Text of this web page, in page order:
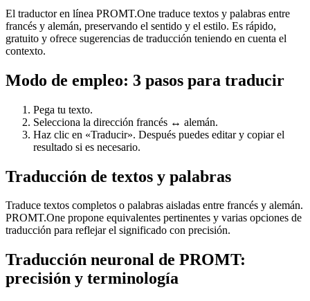
El traductor en línea PROMT.One traduce textos y palabras entre
francés y alemán, preservando el sentido y el estilo. Es rápido,
gratuito y ofrece sugerencias de traducción teniendo en cuenta el
contexto.
Modo de empleo: 3 pasos para traducir
Pega tu texto.
Selecciona la dirección francés ↔ alemán.
Haz clic en «Traducir». Después puedes editar y copiar el
resultado si es necesario.
Traducción de textos y palabras
Traduce textos completos o palabras aisladas entre francés y alemán.
PROMT.One propone equivalentes pertinentes y varias opciones de
traducción para reflejar el significado con precisión.
Traducción neuronal de PROMT:
precisión y terminología